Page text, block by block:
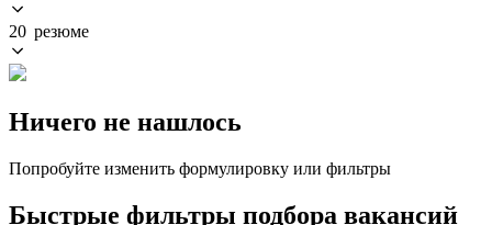
20 резюме
Ничего не нашлось
Попробуйте изменить формулировку или фильтры
Быстрые фильтры подбора вакансий